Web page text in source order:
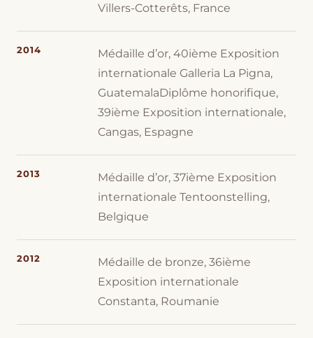
Villers-Cotterêts, France
2014
Médaille d’or, 40ième Exposition
internationale Galleria La Pigna,
GuatemalaDiplôme honorifique,
39ième Exposition internationale,
Cangas, Espagne
2013
Médaille d’or, 37ième Exposition
internationale Tentoonstelling,
Belgique
2012
Médaille de bronze, 36ième
Exposition internationale
Constanta, Roumanie